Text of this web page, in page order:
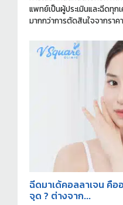
แพทย์เป็นผู้ประเมินและฉีดทุก
มากกว่าการตัดสินใจจากรา
ฉีดมาเด้คอลลาเจน คือ
จุด ? ต่างจาก...